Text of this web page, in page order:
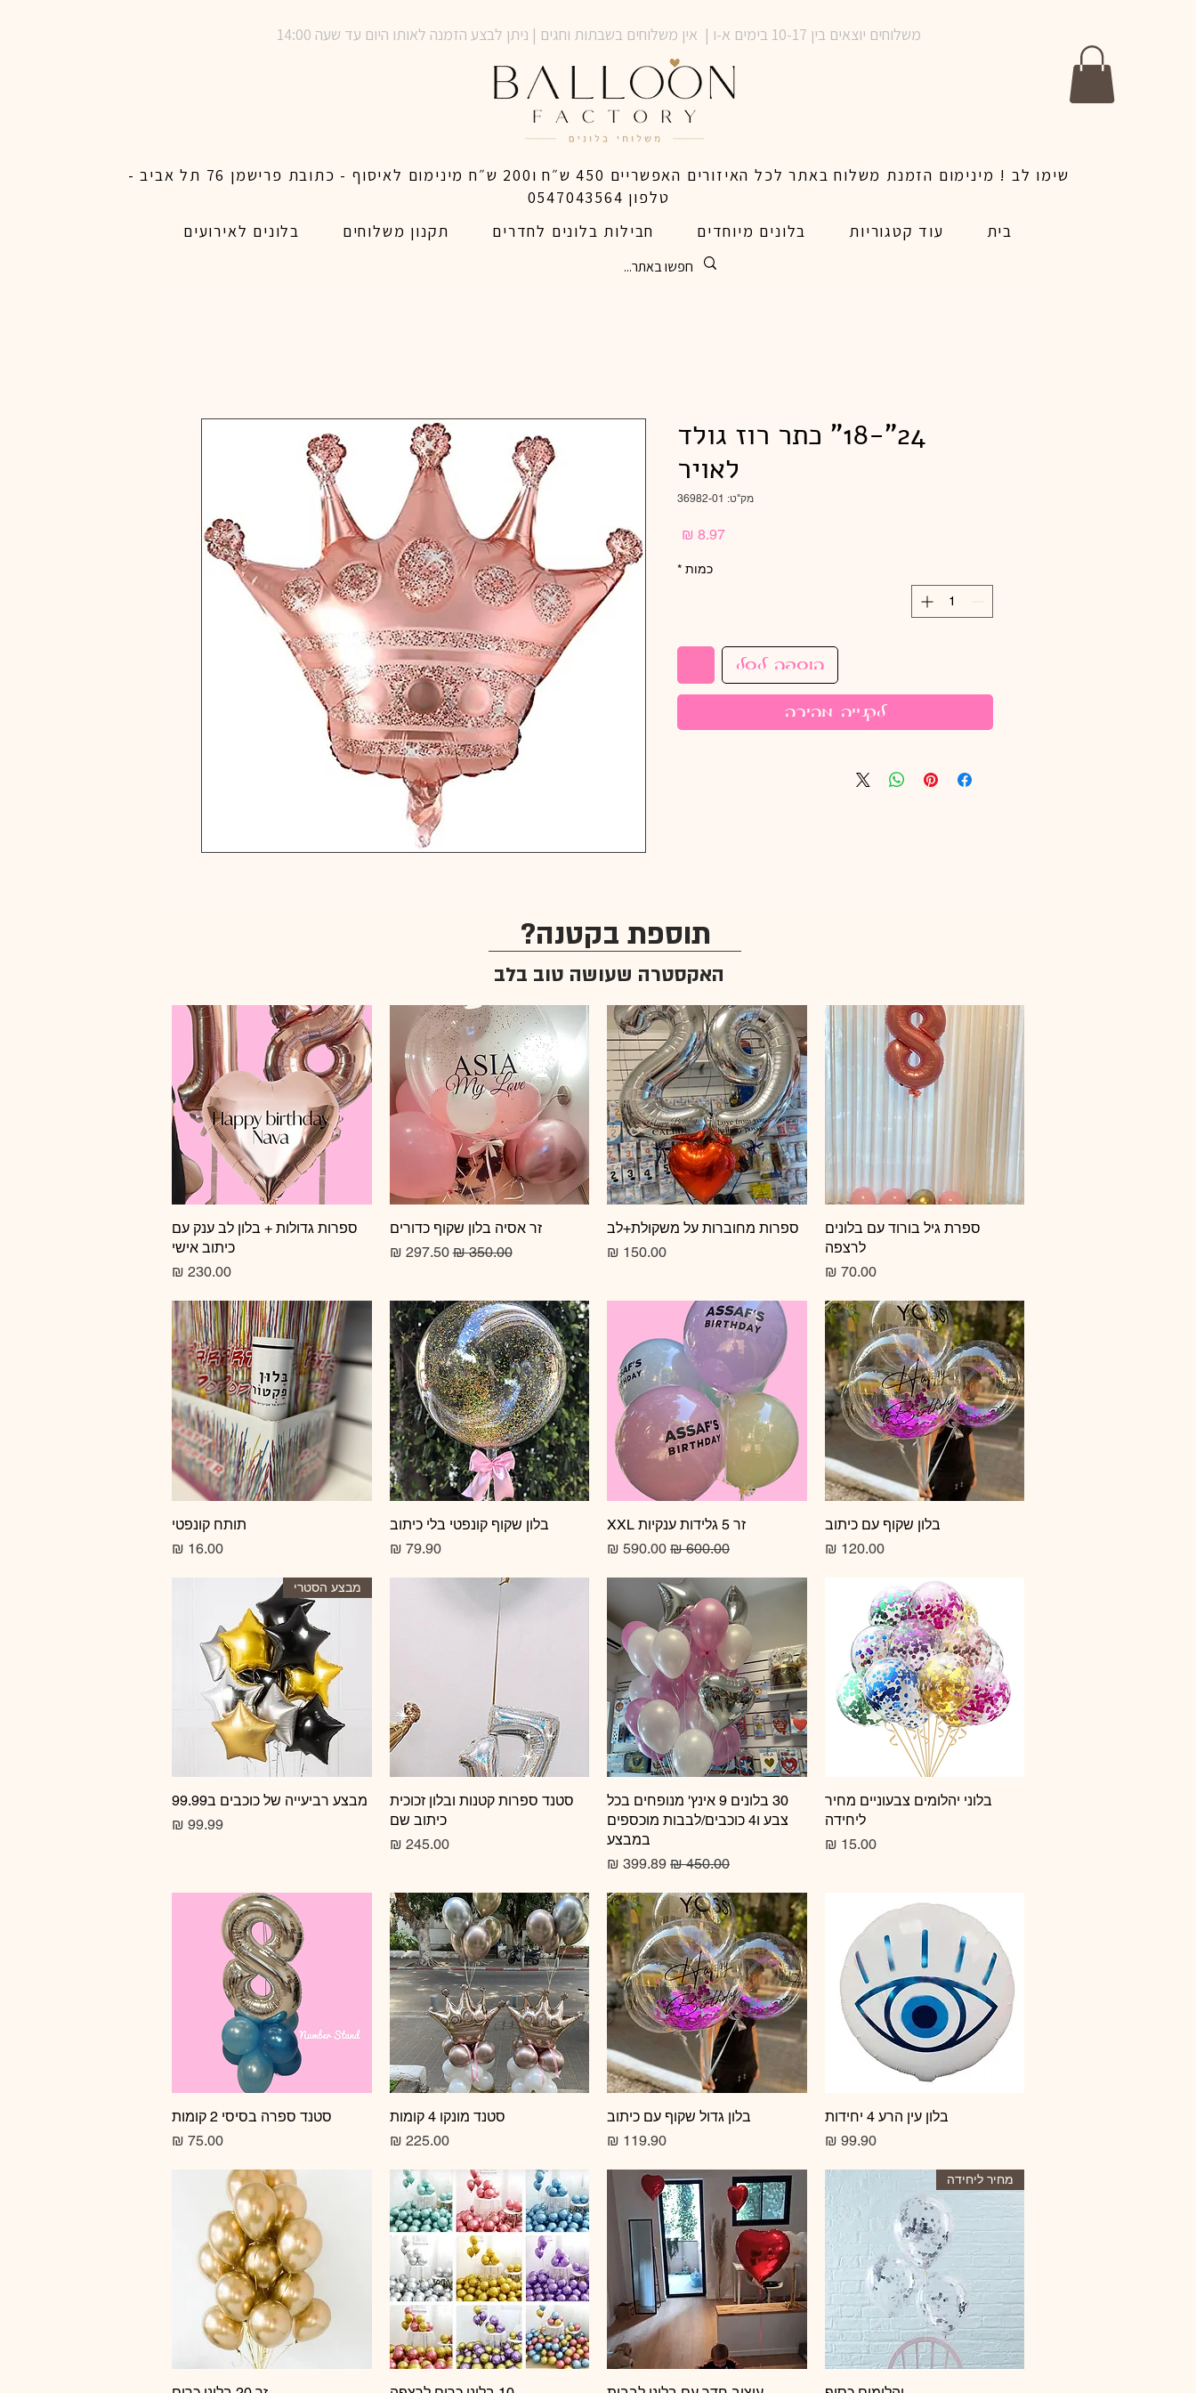
משלוחים יוצאים בין 10-17 בימים א-ו | אין משלוחים בשבתות וחגים | ניתן לבצע הזמנה לאותו היום עד שעה 14:00
שימו לב ! מינימום הזמנת משלוח באתר לכל האיזורים האפשריים 450 ש״ח ו200 ש״ח מינימום לאיסוף - כתובת פרישמן 76 תל אביב -
טלפון 0547043564
בית
עוד קטגוריות בלונים מיוחדים חבילות בלונים לחדרים תקנון משלוחים בלונים לאירועים
24"-18" כתר רוז גולד
לאויר
מק"ט: 36982-01
כמות *
הוספה לסל
לקנייה מהירה
תוספת בקטנה?
האקסטרה שעושה טוב בלב
תצוגה מהירה
ספרת גיל בורוד עם בלונים
לרצפה
מחיר‏70.00 ‏₪
תצוגה מהירה
ספרות מחוברות על משקולת+לב
מחיר
תצוגה מהירה
זר אסיה בלון שקוף כדורים
מחיר רגיל‏350.00 ‏₪ מחיר מבצע‏297.50 ‏₪
תצוגה מהירה
ספרות גדולות + בלון לב ענק עם
כיתוב אישי
מחיר
תצוגה מהירה
בלון שקוף עם כיתוב
מחיר‏120.00 ‏₪
תצוגה מהירה
זר 5 גלידות ענקיות XXL
מחיר רגיל מחיר מבצע
תצוגה מהירה
בלון שקוף קונפטי בלי כיתוב
מחיר‏79.90 ‏₪
תצוגה מהירהתותח קונפטי
מחיר
תצוגה מהירה
בלוני יהלומים צבעוניים מחיר
ליחידה
מחיר‏15.00 ‏₪
תצוגה מהירה
30 בלונים 9 אינץ' מנופחים בכל
צבע ו4 כוכבים/לבבות מוכספים
במבצע
מחיר רגיל מחיר מבצע
תצוגה מהירה
סטנד ספרות קטנות ובלון זכוכית
כיתוב שם
מחיר‏245.00 ‏₪
תצוגה מהירה
מבצע הסטרי
מבצע רביעייה של כוכבים ב99.99
מחיר
תצוגה מהירה
בלון עין הרע 4 יחידות
מחיר‏99.90 ‏₪
תצוגה מהירה
בלון גדול שקוף עם כיתוב
מחיר
תצוגה מהירה
סטנד מונקו 4 קומות
מחיר‏225.00 ‏₪
תצוגה מהירה
סטנד ספרה בסיסי 2 קומות
מחיר
מחיר ליחידה